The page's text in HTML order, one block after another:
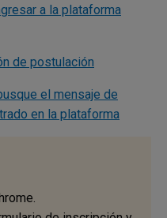
a la plataforma
de postulación
el mensaje de
en la plataforma